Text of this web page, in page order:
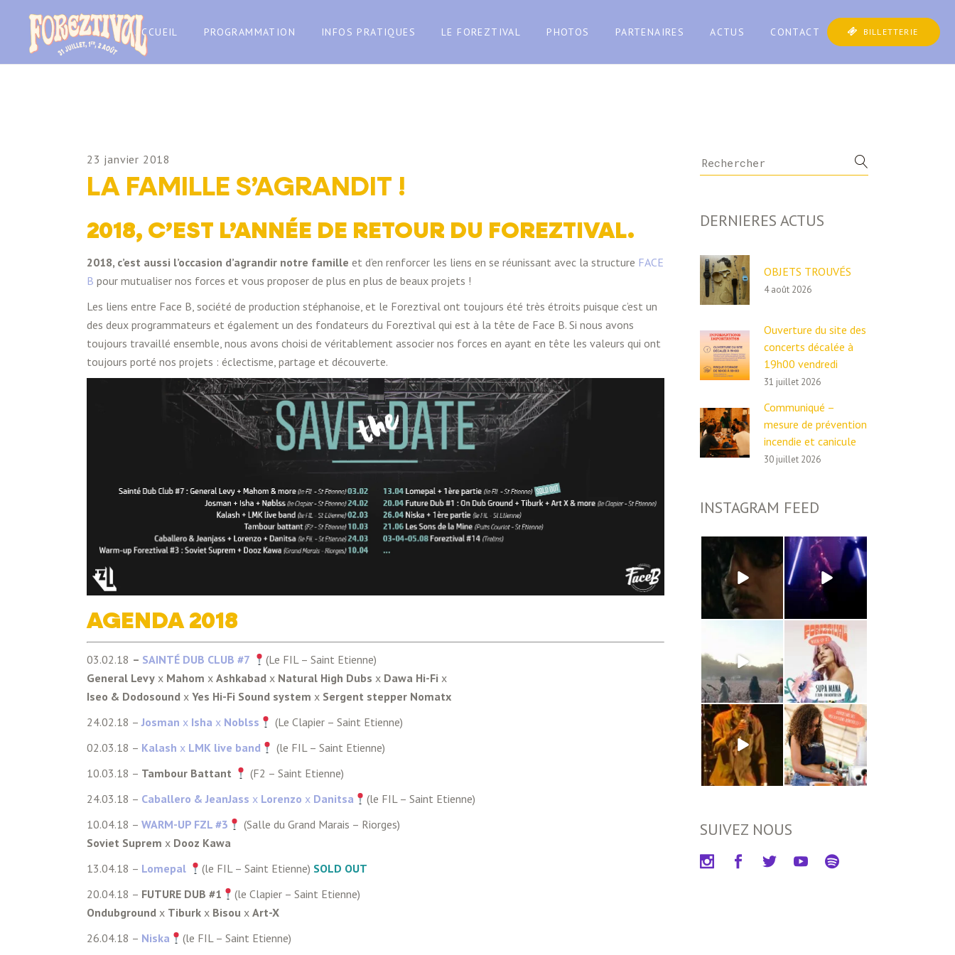
ACCUEIL PROGRAMMATION INFOS PRATIQUES LE FOREZTIVAL PHOTOS PARTENAIRES ACTUS CONTACT BILLETTERIE
23 janvier 2018
LA FAMILLE S’AGRANDIT !
2018, C’EST L’ANNÉE DE RETOUR DU FOREZTIVAL.
2018, c’est aussi l’occasion d’agrandir notre famille et d’en renforcer les liens en se réunissant avec la structure FACE
B pour mutualiser nos forces et vous proposer de plus en plus de beaux projets !
Les liens entre Face B, société de production stéphanoise, et le Foreztival ont toujours été très étroits puisque c’est un
des deux programmateurs et également un des fondateurs du Foreztival qui est à la tête de Face B. Si nous avons
toujours travaillé ensemble, nous avons choisi de véritablement associer nos forces en ayant en tête les valeurs qui ont
toujours porté nos projets : éclectisme, partage et découverte.
AGENDA 2018
03.02.18 – SAINTÉ DUB CLUB #7
(Le FIL – Saint Etienne)
General Levy x Mahom x Ashkabad x Natural High Dubs x Dawa Hi-Fi x
Iseo & Dodosound x Yes Hi-Fi Sound system x Sergent stepper Nomatx
24.02.18 – Josman x Isha x Noblss
(Le Clapier – Saint Etienne)
02.03.18 – Kalash x LMK live band
(le FIL – Saint Etienne)
10.03.18 – Tambour Battant
(F2 – Saint Etienne)
24.03.18 – Caballero & JeanJass x Lorenzo x Danitsa
(le FIL – Saint Etienne)
10.04.18 – WARM-UP FZL #3
(Salle du Grand Marais – Riorges)
Soviet Suprem x Dooz Kawa
13.04.18 – Lomepal (le FIL – Saint Etienne) SOLD OUT
20.04.18 – FUTURE DUB #1
(le Clapier – Saint Etienne)
Ondubground x Tiburk x Bisou x Art-X
26.04.18 – Niska
(le FIL – Saint Etienne)
Search
for:
DERNIERES ACTUS
OBJETS TROUVÉS
4 août 2026
Ouverture du site des
concerts décalée à
19h00 vendredi
31 juillet 2026
Communiqué –
mesure de prévention
incendie et canicule
30 juillet 2026
INSTAGRAM FEED
SUIVEZ NOUS